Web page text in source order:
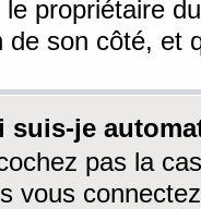
le propriétaire
de son côté, et
suis-je
pas la
vous